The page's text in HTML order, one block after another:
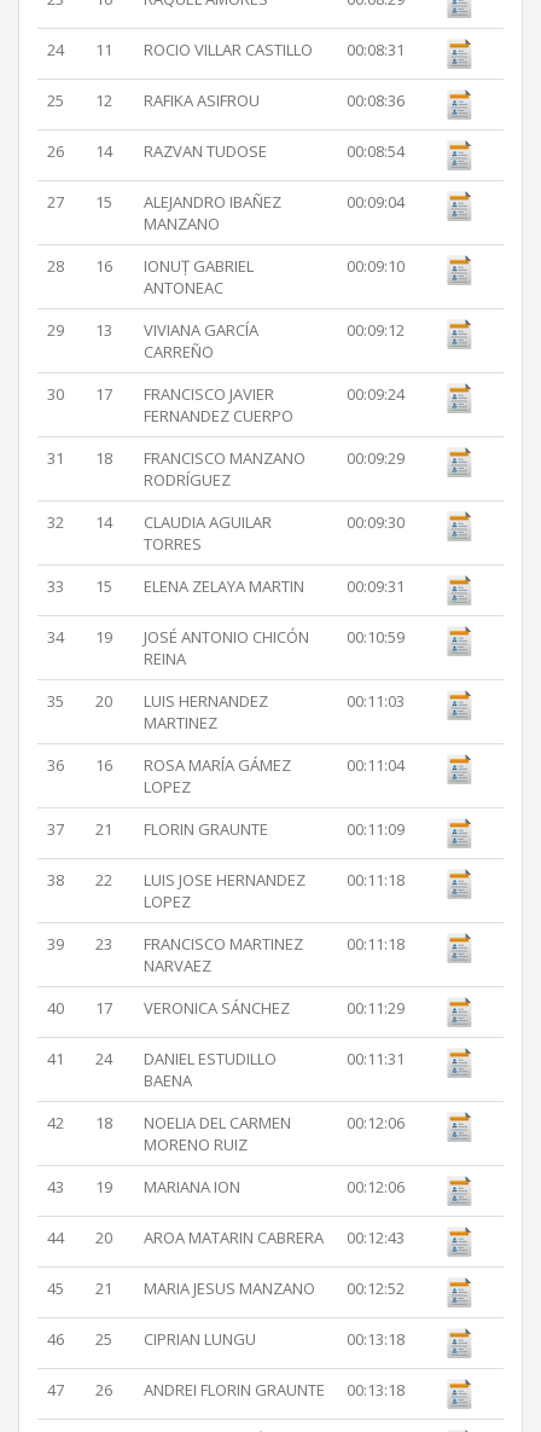
24 11 ROCIO VILLAR CASTILLO 00:08:31
25 12 RAFIKA ASIFROU 00:08:36
26 14 RAZVAN TUDOSE 00:08:54
27 15
ALEJANDRO IBAÑEZ
MANZANO
00:09:04
28 16
IONUȚ GABRIEL
ANTONEAC
00:09:10
29 13
VIVIANA GARCÍA
CARREÑO
00:09:12
30 17
FRANCISCO JAVIER
FERNANDEZ CUERPO
00:09:24
31 18
FRANCISCO MANZANO
RODRÍGUEZ
00:09:29
32 14
CLAUDIA AGUILAR
TORRES
00:09:30
33 15 ELENA ZELAYA MARTIN 00:09:31
34 19
JOSÉ ANTONIO CHICÓN
REINA
00:10:59
35 20
LUIS HERNANDEZ
MARTINEZ
00:11:03
36 16
ROSA MARÍA GÁMEZ
LOPEZ
00:11:04
37 21 FLORIN GRAUNTE 00:11:09
38 22
LUIS JOSE HERNANDEZ
LOPEZ
00:11:18
39 23
FRANCISCO MARTINEZ
NARVAEZ
00:11:18
40 17 VERONICA SÁNCHEZ 00:11:29
41 24
DANIEL ESTUDILLO
BAENA
00:11:31
42 18
NOELIA DEL CARMEN
MORENO RUIZ
00:12:06
43 19 MARIANA ION 00:12:06
44 20 AROA MATARIN CABRERA 00:12:43
45 21 MARIA JESUS MANZANO 00:12:52
46 25 CIPRIAN LUNGU 00:13:18
47 26 ANDREI FLORIN GRAUNTE 00:13:18